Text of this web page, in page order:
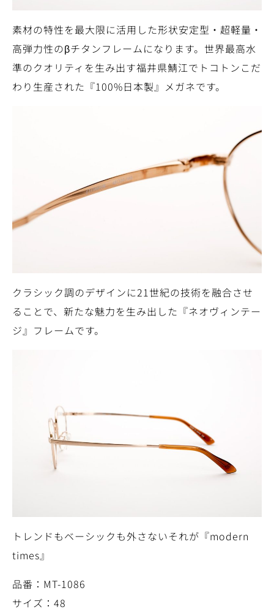
素材の特性を最大限に活用した形状安定型・超軽量・
高弾力性のβチタンフレームになります。世界最高水
準のクオリティを生み出す福井県鯖江でトコトンこだ
わり生産された『100%日本製』メガネです。
クラシック調のデザインに21世紀の技術を融合させ
ることで、新たな魅力を生み出した『ネオヴィンテー
ジ』フレームです。
トレンドもベーシックも外さないそれが『modern
times』
品番：MT-1086
サイズ：48